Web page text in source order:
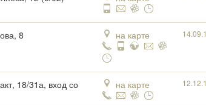
8 на карте
18/31а, вход со
на карте